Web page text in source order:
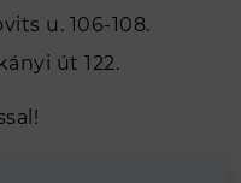
u. 106-108.
út 122.